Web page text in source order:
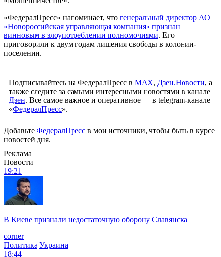
«ФедералПресс» напоминает, что генеральный директор АО
«Новороссийская управляющая компания» признан
винновым в злоупотреблении полномочиями. Его
приговорили к двум годам лишения свободы в колонии-
поселении.
Подписывайтесь на ФедералПресс в МАХ, Дзен.Новости, а
также следите за самыми интересными новостями в канале
Дзен. Все самое важное и оперативное — в telegram-канале
«ФедералПресс».
Добавьте ФедералПресс в мои источники, чтобы быть в курсе
новостей дня.
Реклама
Новости
19:21
В Киеве признали недостаточную оборону Славянска
corner
Политика Украина
18:44